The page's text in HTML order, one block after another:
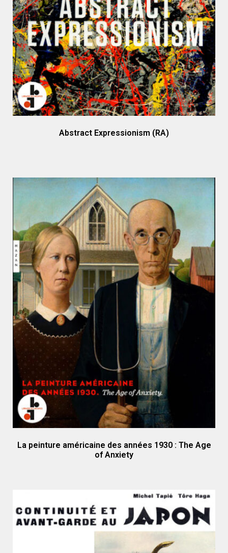
Abstract Expressionism (RA)
La peinture américaine des années 1930 : The Age
of Anxiety